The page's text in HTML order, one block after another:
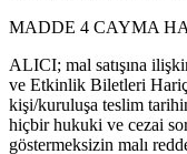
MADDE 4 CAYMA
ALICI; mal satışına
ve Etkinlik Biletleri
kişi/kuruluşa teslim
hiçbir hukuki ve cezai
göstermeksizin malı